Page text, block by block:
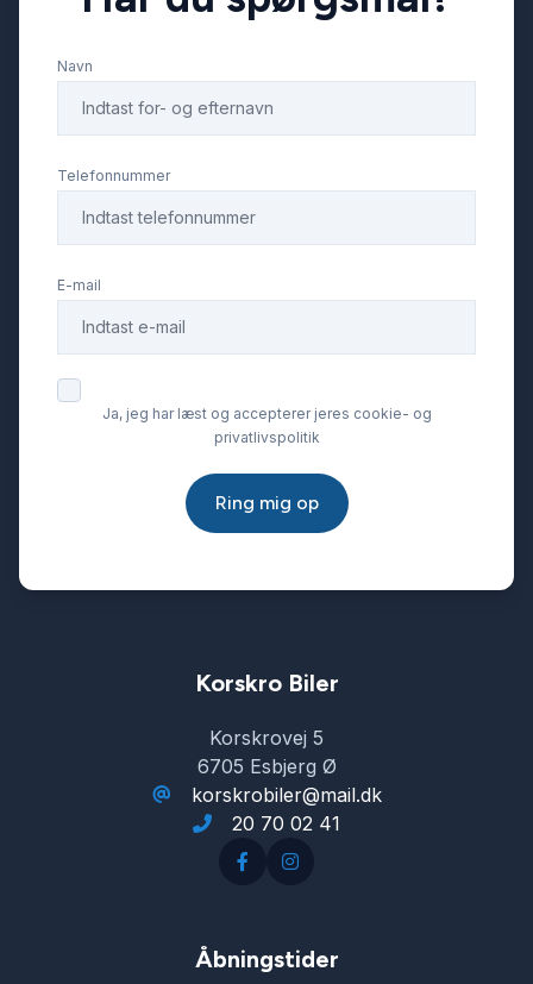
Parkeringssensor bagved
Servostyring
Splitbagsæder
Startspærre
USB tilslutning
Navn
Telefonnummer
E-mail
Ja, jeg har læst og accepterer jeres cookie- og
privatlivspolitik
Ring mig op
Korskro Biler
Korskrovej 5
6705 Esbjerg Ø
korskrobiler@mail.dk
20 70 02 41
Åbningstider